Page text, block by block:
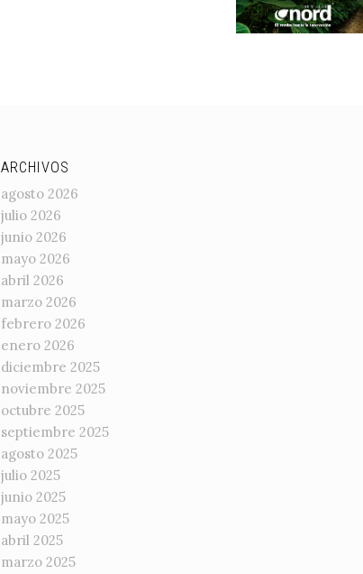
ARCHIVOS
agosto 2026
julio 2026
junio 2026
mayo 2026
abril 2026
marzo 2026
febrero 2026
enero 2026
diciembre 2025
noviembre 2025
octubre 2025
septiembre 2025
agosto 2025
julio 2025
junio 2025
mayo 2025
abril 2025
marzo 2025